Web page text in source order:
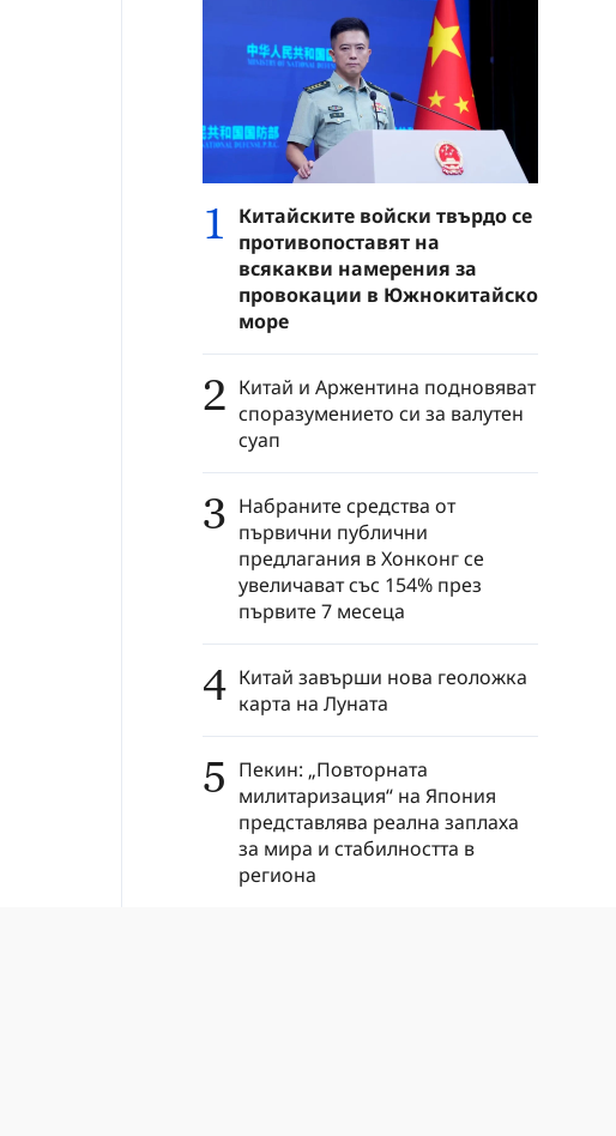
1
Китайските войски твърдо се
противопоставят на
всякакви намерения за
провокации в Южнокитайско
море
2 Китай и Аржентина подновяват
споразумението си за валутен
суап
3 Набраните средства от
първични публични
предлагания в Хонконг се
увеличават със 154% през
първите 7 месеца
4 Китай завърши нова геоложка
карта на Луната
5 Пекин: „Повторната
милитаризация“ на Япония
представлява реална заплаха
за мира и стабилността в
региона